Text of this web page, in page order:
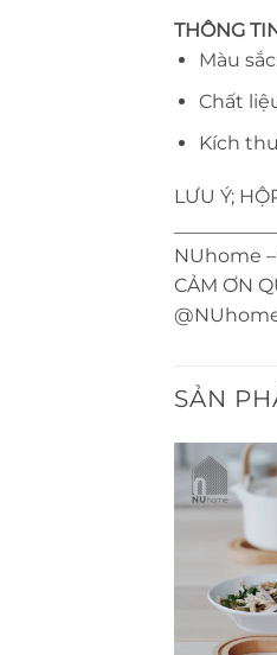
THÔNG
Màu
Chất
Kích
LƯU Ý;
NUhome
CẢM ƠN
SẢN